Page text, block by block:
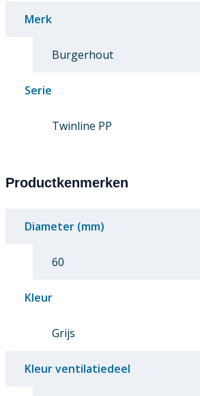
Merk
Burgerhout
Serie
Twinline PP
Productkenmerken
Diameter (mm)
60
Kleur
Grijs
Kleur ventilatiedeel